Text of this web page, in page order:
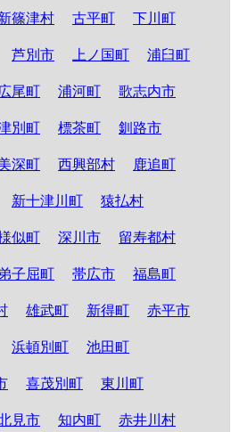
篠津村 古平町 下川町
芦別市 上ノ国町 浦臼町
広尾町 浦河町 歌志内市
別町 標茶町 釧路市
深町 西興部村 鹿追町
新十津川町 猿払村
似町 深川市 留寿都村
弟子屈町 帯広市 福島町
雄武町 新得町 赤平市
浜頓別町 池田町
喜茂別町 東川町
見市 知内町 赤井川村